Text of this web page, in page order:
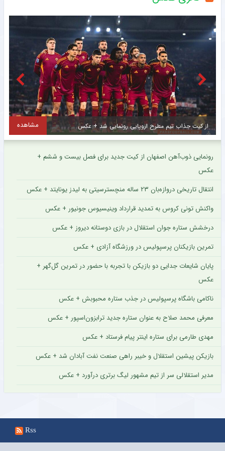
دست راست امیر قلعه نویی در ایتالیا آفتابی شد + عکس مشاهده
رونمایی ذوب‌آهن اصفهان از کیت جدید برای فصل بیست و ششم +
عکس
انتقال تاریخی دروازه‌بان ۲۳ ساله منچسترسیتی به لیدز یونایتد + عکس
واکنش تونی کروس به تمدید قرارداد وینیسیوس جونیور + عکس
درخشش ستاره جوان استقلال در بازی دوستانه دیروز + عکس
تمرین بازیکنان پرسپولیس در ورزشگاه آزادی + عکس
پایان شایعات جدایی دو بازیکن با تجربه با حضور در تمرین گل‌گهر +
عکس
ناکامی باشگاه پرسپولیس در جذب ستاره محبوبش + عکس
معرفی محمد صلاح به عنوان ستاره جدید ترابزون‌اسپور + عکس
مهدی طارمی برای ستاره اینتر پیام فرستاد + عکس
بازیکن پیشین استقلال و خیبر راهی صنعت نفت آبادان شد + عکس
مدیر استقلالی سر از تیم مشهور لیگ برتری درآورد + عکس
Rss